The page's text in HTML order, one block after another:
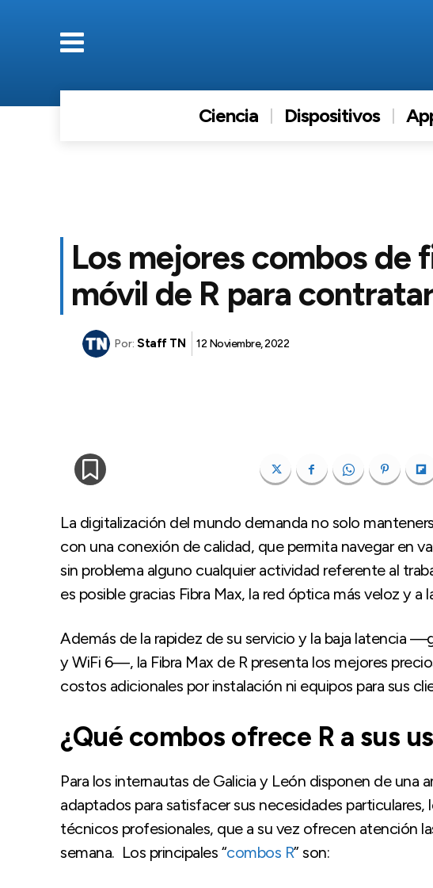
Ciencia Dispositivos
Los mejores combos de
móvil de R para
Por: Staff TN 12 Noviembre, 2022
La digitalización del mundo demanda no solo
con una conexión de calidad, que permita navegar en
sin problema alguno cualquier actividad referente al
es posible gracias Fibra Max, la red óptica más veloz y a
Además de la rapidez de su servicio y la baja latencia
y WiFi 6—, la Fibra Max de R presenta los mejores
costos adicionales por instalación ni equipos para sus
¿Qué combos ofrece R a sus
Para los internautas de Galicia y León disponen de una
adaptados para satisfacer sus necesidades particulares,
técnicos profesionales, que a su vez ofrecen atención
semana. Los principales “combos R” son: